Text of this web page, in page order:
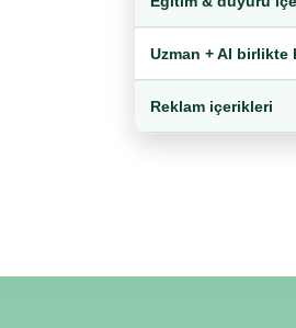
Uzman + AI birlikte
Reklam içerikleri